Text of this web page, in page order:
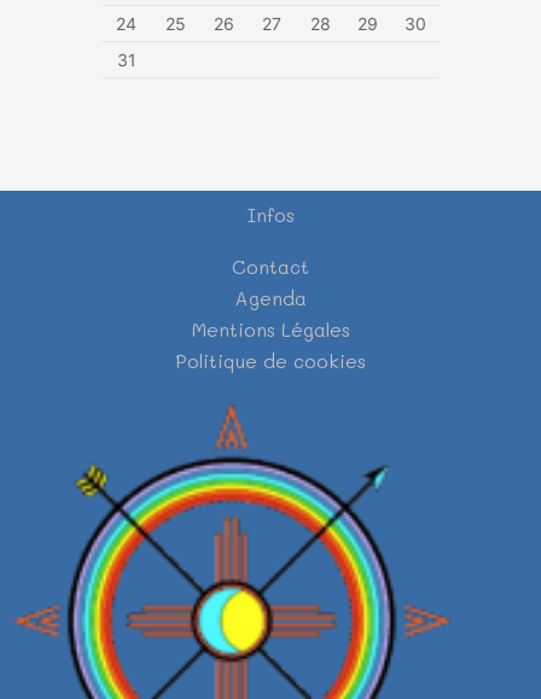
24
25 26 27 28 29
30
31
Infos
Contact
Agenda
Mentions Légales
Politique de cookies